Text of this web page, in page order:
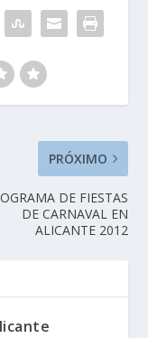
PRÓXIMO
DE FIESTAS
DE CARNAVAL EN
ALICANTE 2012